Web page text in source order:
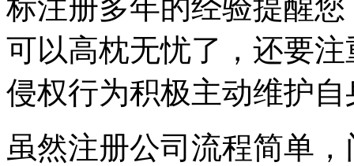
标注册多年的经验提醒
可以高枕无忧了，还要
侵权行为积极主动维护
虽然注册公司流程简单